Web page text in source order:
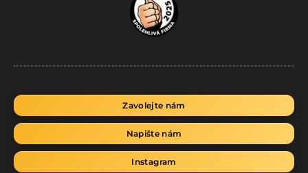
Zavolejte nám
Napište nám
Instagram